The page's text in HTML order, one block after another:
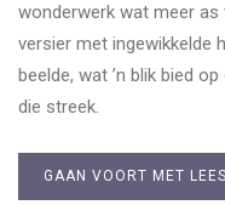
wonderwerk wat meer as
versier met ingewikkelde
beelde, wat ’n blik bied
die streek.
GAAN VOORT MET LEES